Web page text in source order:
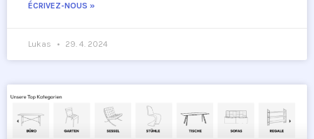
ÉCRIVEZ-NOUS »
Lukas 29. 4. 2024